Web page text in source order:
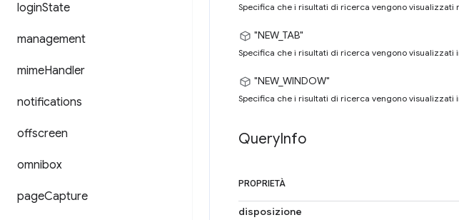
loginState
management
mimeHandler
notifications
offscreen
omnibox
pageCapture
Specifica che i risultati di ricerca vengono
"NEW_TAB"
Specifica che i risultati di ricerca vengono visualizzati
"NEW_WINDOW"
Specifica che i risultati di ricerca vengono visualizzati
QueryInfo
PROPRIETÀ
disposizione